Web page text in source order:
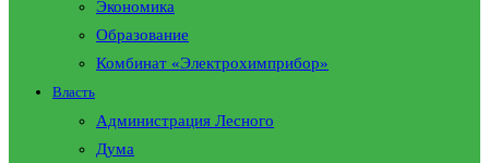
Экономика
Образование
Комбинат «Электрохимприбор»
Власть
Администрация Лесного
Дума